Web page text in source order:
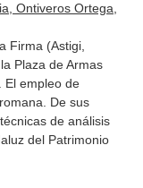
Ontiveros Ortega,
Firma (Astigi,
Plaza de Armas
El empleo de
De sus
de análisis
del Patrimonio